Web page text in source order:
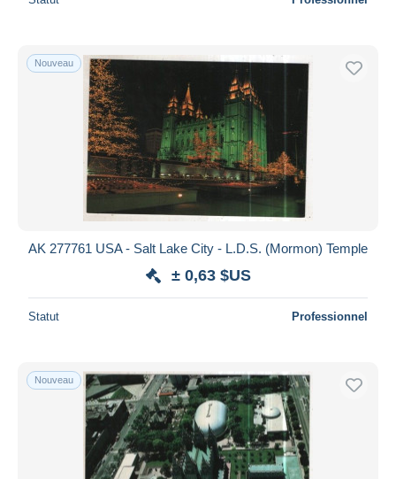
Nouveau
AK 277761 USA - Salt Lake City - L.D.S. (Mormon) Temple
± 0,63 $US
Statut Professionnel
Nouveau